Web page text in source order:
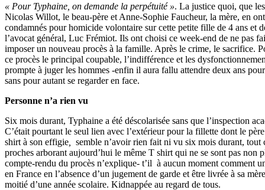
« Pour Typhaine, on demande la perpétuité ». La justice quoi, que
Nicolas Willot, le beau-père et Anne-Sophie Faucheur, la mère, en
condamnés pour homicide volontaire sur cette petite fille de 4 ans et
l’avocat général, Luc Frémiot. Ils ont choisi ce week-end de ne pas
imposer un nouveau procès à la famille. Après le crime, le sacrifice.
ce procès le principal coupable, l’indifférence et les
prompte à juger les hommes -enfin il aura fallu attendre deux ans
sans pour autant se regarder en face.
Personne n’a rien vu
Six mois durant, Typhaine a été déscolarisée sans que l’inspection
C’était pourtant le seul lien avec l’extérieur pour la fillette dont le
shirt à son effigie
semble n’avoir rien fait ni vu six mois durant, tout
proches arborant aujourd’hui le même T shirt qui ne se sont pas
compte-rendu du procès n’explique- t’il à aucun moment comment
en France en l’absence d’un jugement de garde et être livrée à sa
moitié d’une année scolaire. Kidnappée au regard de tous.